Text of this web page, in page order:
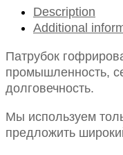
жидкостей)
quantity
Description
Additional
Патрубок
промышленность,
долговечность.
Мы используем
предложить